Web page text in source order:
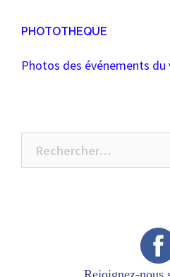
PHOTOTHEQUE
Photos des événements du
Rechercher :